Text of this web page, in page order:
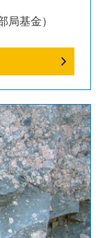
局基金）